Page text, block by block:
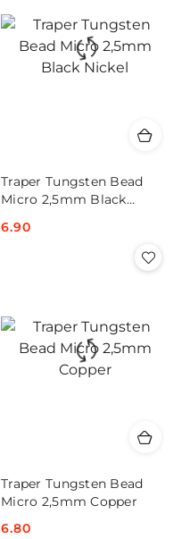
Traper Tungsten Bead
Micro 2,5mm Black
Cena:
6.90
Traper Tungsten Bead
Micro 2,5mm Copper
Cena:
6.80